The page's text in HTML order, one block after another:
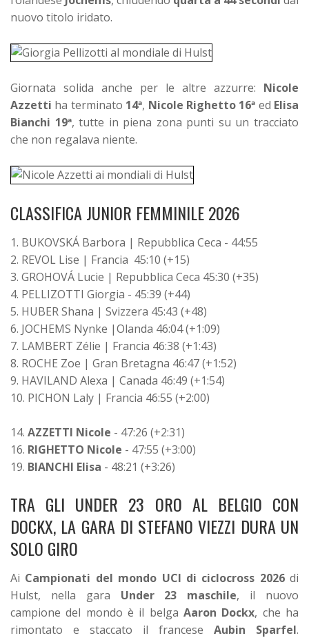
nuovo titolo iridato.
Giornata solida anche per le altre azzurre: Nicole
Azzetti ha terminato 14ª, Nicole Righetto 16ª ed Elisa
Bianchi 19ª, tutte in piena zona punti su un tracciato
che non regalava niente.
CLASSIFICA JUNIOR FEMMINILE 2026
1. BUKOVSKÁ Barbora | Repubblica Ceca - 44:55
2. REVOL Lise | Francia 45:10 (+15)
3. GROHOVÁ Lucie | Repubblica Ceca 45:30 (+35)
4. PELLIZOTTI Giorgia - 45:39 (+44)
5. HUBER Shana | Svizzera 45:43 (+48)
6. JOCHEMS Nynke |Olanda 46:04 (+1:09)
7. LAMBERT Zélie | Francia 46:38 (+1:43)
8. ROCHE Zoe | Gran Bretagna 46:47 (+1:52)
9. HAVILAND Alexa | Canada 46:49 (+1:54)
10. PICHON Laly | Francia 46:55 (+2:00)
14. AZZETTI Nicole - 47:26 (+2:31)
16. RIGHETTO Nicole - 47:55 (+3:00)
19. BIANCHI Elisa - 48:21 (+3:26)
TRA GLI UNDER 23 ORO AL BELGIO CON
DOCKX, LA GARA DI STEFANO VIEZZI DURA UN
SOLO GIRO
Ai Campionati del mondo UCI di ciclocross 2026di
Hulst, nella gara Under 23 maschile, il nuovo
campione del mondo è il belga Aaron Dockx, che ha
rimontato e staccato il francese Aubin Sparfel.